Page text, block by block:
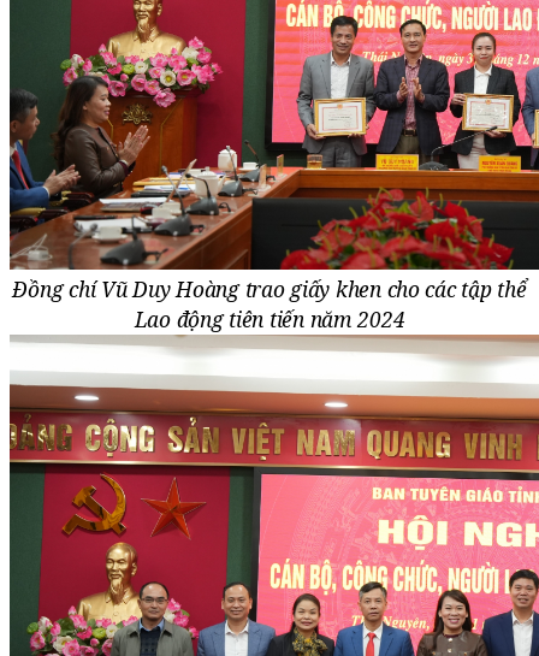
Đồng chí Vũ Duy Hoàng trao giấy khen cho các tập thể
Lao động tiên tiến năm 2024